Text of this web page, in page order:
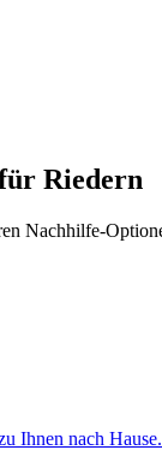
Riedern
Nachhilfe-
Ihnen nach